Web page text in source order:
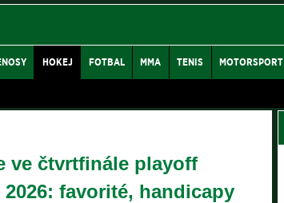
HOKEJ FOTBAL MMA TENIS MOTORSPORT
ve čtvrtfinále playoff
favorité, handicapy